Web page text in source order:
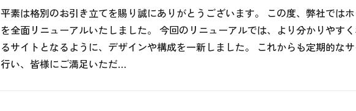
平素は格別のお引き立てを賜り誠にありがとうございます。 この度、弊社では
を全面リニューアルいたしました。 今回のリニューアルでは、より分かりやす
るサイトとなるように、デザインや構成を一新しました。 これからも定期的な
行い、皆様にご満足いただ…